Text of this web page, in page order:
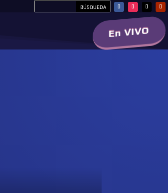
En VIVO